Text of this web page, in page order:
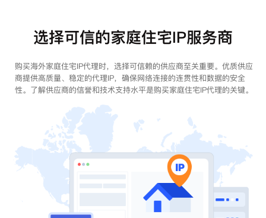
选择可信的家庭住宅IP服务商
购买海外家庭住宅IP代理时，选择可信赖的供应商至关重要。优质供应
商提供高质量、稳定的代理IP，确保网络连接的连贯性和数据的安全
性。了解供应商的信誉和技术支持水平是购买家庭住宅IP代理的关键。